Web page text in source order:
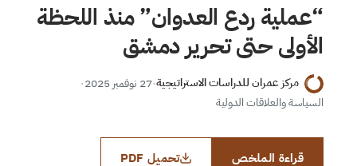
“عملية ردع العدوان” منذ اللحظة
الأولى حتى تحرير دمشق
مركز عمران للدراسات الاستراتيجية·27 نوفمبر 2025
·
السياسة والعلاقات الدولية
قراءة الملخص تحميل PDF